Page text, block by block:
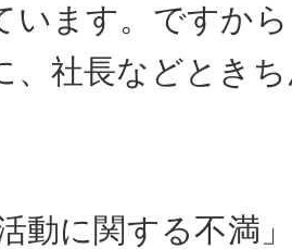
います。ですか
、社長などとき
活動に関する不満